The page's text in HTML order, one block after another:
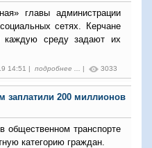
главы администрации
сетях. Керчане
среду задают их
14:51 | подробнее ... | 3033
заплатили 200 миллионов
общественном транспорте
категорию граждан.